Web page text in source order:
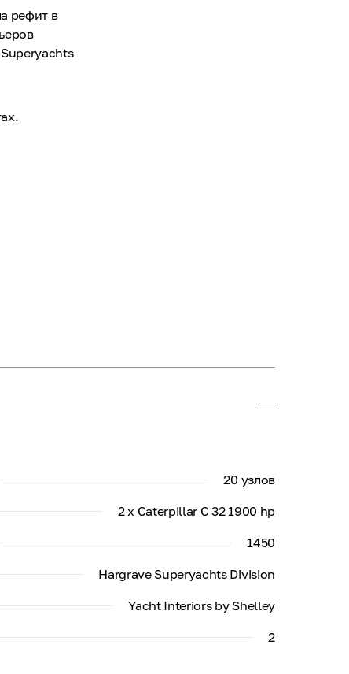
рефит в
20 узлов
2 x Caterpillar C 32 1900 hp
1450
Hargrave Superyachts Division
Yacht Interiors by Shelley
2